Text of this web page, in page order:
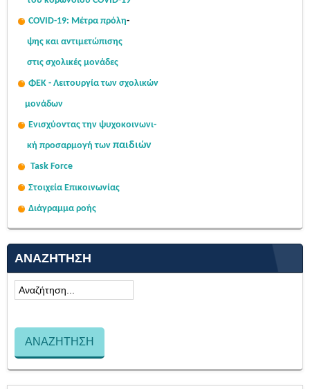
COVID-19: Μέτρα πρόλη-
ψης και αντιμετώπισης
στις σχολικές μονάδες
ΦΕΚ - Λειτουργία των σχολικών
μονάδων
Ενισχύοντας την ψυχοκοινωνι-
κή προσαρμογή των παιδιών
Task Force
Στοιχεία Επικοινωνίας
Διάγραμμα ροής
ΑΝΑΖΉΤΗΣΗ